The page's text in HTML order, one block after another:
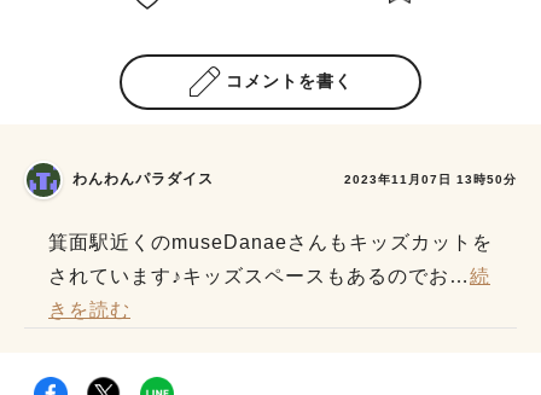
コメントを書く
わんわんパラダイス 2023年11月07日 13時50分
箕面駅近くのmuseDanaeさんもキッズカットを
されています♪キッズスペースもあるのでお …続
きを読む